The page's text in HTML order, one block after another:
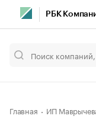
РБК
Главная ИП